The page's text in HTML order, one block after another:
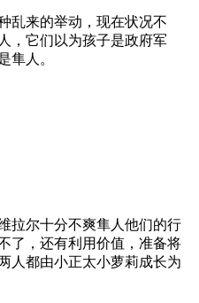
乱来的举动，现在状况不
，它们以为孩子是政府军
隼人。
拉尔十分不爽隼人他们的行
了，还有利用价值，准备将
人都由小正太小萝莉成长为